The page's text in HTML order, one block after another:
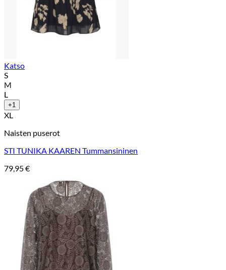
Katso
S
M
L
+1
XL
Naisten puserot
STI TUNIKA KAAREN Tummansininen
79,95€